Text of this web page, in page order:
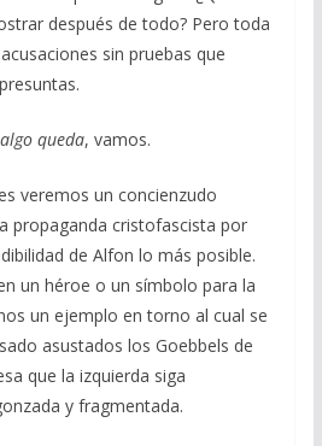
después de todo? Pero toda
sin pruebas que
queda, vamos.
veremos un concienzudo
propaganda cristofascista por
de Alfon lo más posible.
un héroe o un símbolo para la
un ejemplo en torno al cual se
asustados los Goebbels de
que la izquierda siga
y fragmentada.